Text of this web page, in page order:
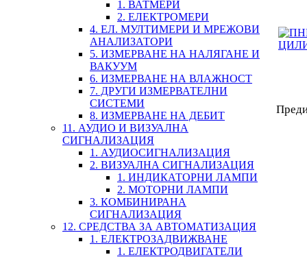
1. ВАТМЕРИ
2. ЕЛЕКТРОМЕРИ
4. ЕЛ. МУЛТИМЕРИ И МРЕЖОВИ
АНАЛИЗАТОРИ
5. ИЗМЕРВАНЕ НА НАЛЯГАНЕ И
ВАКУУМ
6. ИЗМЕРВАНЕ НА ВЛАЖНОСТ
7. ДРУГИ ИЗМЕРВАТЕЛНИ
СИСТЕМИ
8. ИЗМЕРВАНЕ НА ДЕБИТ
11. АУДИО И ВИЗУАЛНА
СИГНАЛИЗАЦИЯ
1. АУДИОСИГНАЛИЗАЦИЯ
2. ВИЗУАЛНА СИГНАЛИЗАЦИЯ
1. ИНДИКАТОРНИ ЛАМПИ
2. МОТОРНИ ЛАМПИ
3. КОМБИНИРАНА
СИГНАЛИЗАЦИЯ
12. СРЕДСТВА ЗА АВТОМАТИЗАЦИЯ
1. ЕЛЕКТРОЗАДВИЖВАНЕ
1. ЕЛЕКТРОДВИГАТЕЛИ